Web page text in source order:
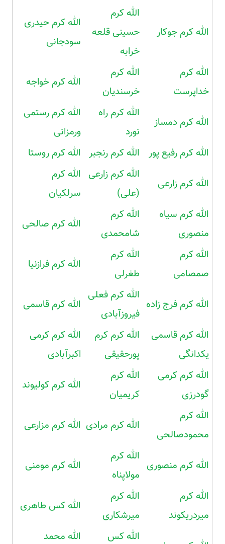
الله کرم جوکار
الله کرم
حسینی قلعه
خرابه
الله کرم حیدری
سودجانی
الله کرم
خداپرست
الله کرم
خرسندیان
الله کرم خواجه
الله کرم دمساز
الله کرم راه
نورد
الله کرم رستمی
ورمزانی
الله کرم رفیع پور
الله کرم رنجبر الله کرم روستا
الله کرم زارعی
الله کرم زارعی
(علی)
الله کرم
سرلکیان
الله کرم سیاه
منصوری
الله کرم
شامحمدی
الله کرم صالحی
الله کرم
صمصامی
الله کرم
طغرلی
الله کرم فرازنیا
الله کرم فرج زاده
الله کرم فعلی
فیروزآبادی
الله کرم قاسمی
الله کرم قاسمی
یکدانگی
الله کرم کرم
پورحقیقی
الله کرم کرمی
اکبرآبادی
الله کرم کرمی
گودرزی
الله کرم
کریمیان
الله کرم کولیوند
الله کرم
محمودصالحی
الله کرم مرادی الله کرم مزارعی
الله کرم منصوری
الله کرم
مولاپناه
الله کرم مومنی
الله کرم
میردریکوند
الله کرم
میرشکاری
الله کس طاهری
الله کس الله محمد